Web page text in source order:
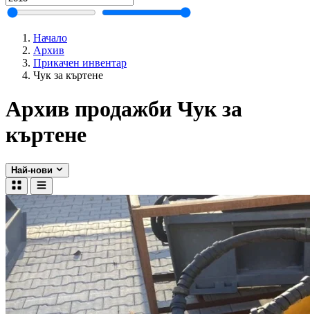
Начало
Архив
Прикачен инвентар
Чук за къртене
Архив продажби Чук за
къртене
Най-нови